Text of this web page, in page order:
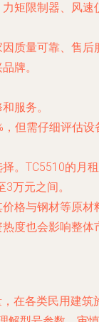
力矩限制器、风速
因质量可靠、售后
牌。
服务。
，但需仔细评估设
。TC5510的月租
万元之间。
价格与钢材等原材
度也会影响整体
在各类民用建筑